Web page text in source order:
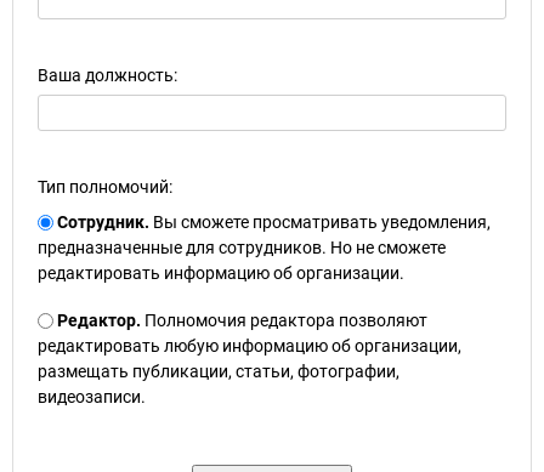
Ваша должность:
Тип полномочий:
Сотрудник. Вы сможете просматривать уведомления,
предназначенные для сотрудников. Но не сможете
редактировать информацию об организации.
Редактор. Полномочия редактора позволяют
редактировать любую информацию об организации,
размещать публикации, статьи, фотографии,
видеозаписи.